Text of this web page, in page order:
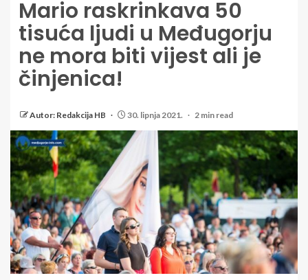
Mario raskrinkava 50
tisuća ljudi u Međugorju
ne mora biti vijest ali je
činjenica!
Autor: Redakcija HB 30. lipnja 2021. 2 min read